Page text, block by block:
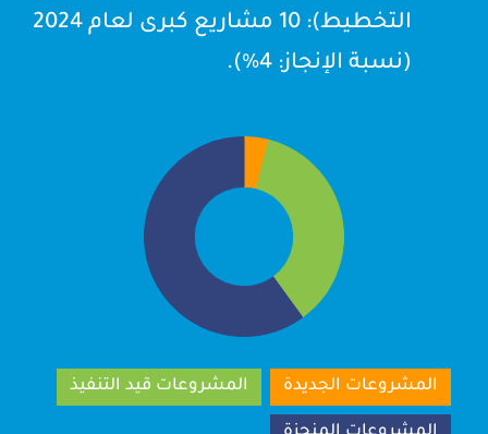
التخطيط): 10 مشاريع كبرى لعام 2024
(نسبة الإنجاز: 4%).
المشروعات الجديدة المشروعات قيد التنفيذ